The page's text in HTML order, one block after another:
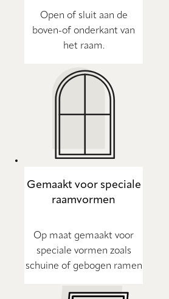
Open of sluit aan de
boven-of onderkant van
het raam.
Gemaakt voor speciale
raamvormen
Op maat gemaakt voor
speciale vormen zoals
schuine of gebogen ramen